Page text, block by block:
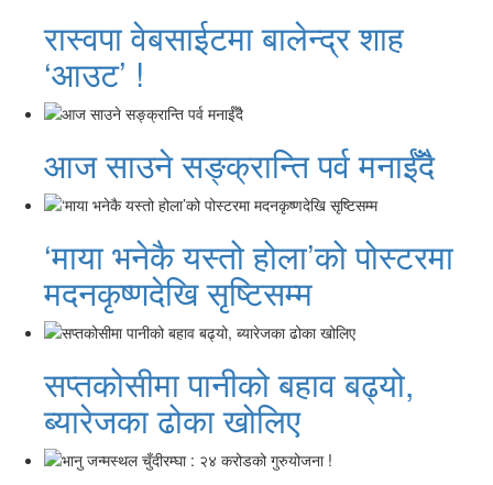
रास्वपा वेबसाईटमा बालेन्द्र शाह
‘आउट’ !
आज साउने सङ्क्रान्ति पर्व मनाईँदै
‘माया भनेकै यस्तो होला’को पोस्टरमा
मदनकृष्णदेखि सृष्टिसम्म
सप्तकोसीमा पानीको बहाव बढ्यो,
ब्यारेजका ढोका खोलिए